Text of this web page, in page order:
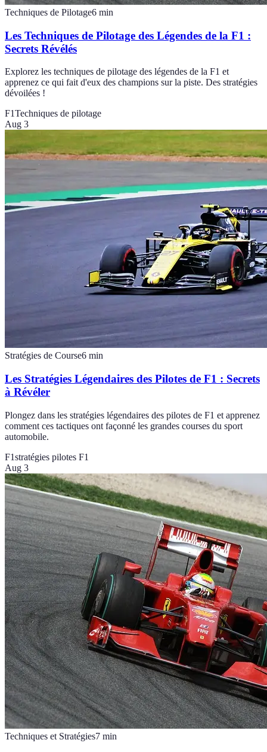
Techniques de Pilotage6 min
Les Techniques de Pilotage des Légendes de la F1 :
Secrets Révélés
Explorez les techniques de pilotage des légendes de la F1 et
apprenez ce qui fait d'eux des champions sur la piste. Des stratégies
dévoilées !
F1Techniques de pilotage
Aug 3
Stratégies de Course6 min
Les Stratégies Légendaires des Pilotes de F1 : Secrets
à Révéler
Plongez dans les stratégies légendaires des pilotes de F1 et apprenez
comment ces tactiques ont façonné les grandes courses du sport
automobile.
F1stratégies pilotes F1
Aug 3
Techniques et Stratégies7 min